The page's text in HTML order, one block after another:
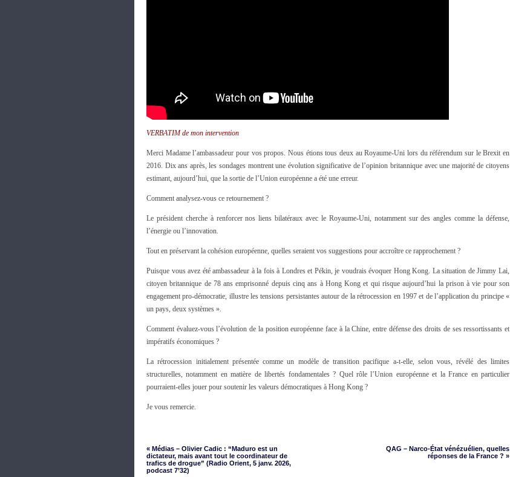
VERBATIM de mon intervention
Merci Madame l’ambassadeur pour vos propos. Nous étions tous deux au Royaume-Uni lors du référendum sur le Brexit en
2016. Dix ans après, les sondages montrent une évolution significative de l’opinion britannique avec une majorité de citoyens
estimant, aujourd’hui, que la sortie de l’Union européenne a été une erreur.
Comment analysez-vous ce retournement ?
Le président cherche à renforcer nos liens bilatéraux avec le Royaume-Uni, notamment sur des angles comme la défense,
l’énergie ou l’innovation.
Tout en préservant la cohésion européenne, quelles seraient vos suggestions pour accroître ce rapprochement ?
Puisque vous avez été ambassadeur à la fois à Londres et Pékin, je voudrais évoquer Hong Kong. La situation de Jimmy Lai,
citoyen britannique de 78 ans emprisonné depuis cinq ans à Hong Kong et qui risque aujourd’hui la prison à vie pour son
engagement pro-démocratie, illustre les tensions persistantes autour de la rétrocession en 1997 et de l’application du principe «
un pays, deux systèmes ».
Comment évaluez-vous l’évolution de la position européenne face à la Chine, entre défense des droits de ses ressortissants et
impératifs économiques ?
La rétrocession initialement présentée comme un modèle de transition pacifique a-t-elle, selon vous, révélé des limites
structurelles, notamment en matière de libertés fondamentales ? Quel rôle l’Union européenne et la France en particulier
pourraient-elles jouer pour soutenir les valeurs démocratiques à Hong Kong ?
Je vous remercie.
« Médias – Olivier Cadic : “Maduro est un
dictateur, mais avant tout le coordinateur de
trafics de drogue” (Radio Orient, 5 janv. 2026,
podcast 7’32)
QAG – Narco-État vénézuélien, quelles
réponses de la France ? »